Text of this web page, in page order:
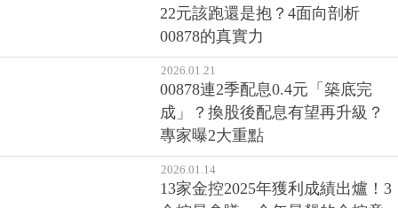
2026.01.23
00878規模突破4000億、股價重返
22元該跑還是抱？4面向剖析
00878的真實力
2026.01.21
00878連2季配息0.4元「築底完
成」？換股後配息有望再升級？
專家曝2大重點